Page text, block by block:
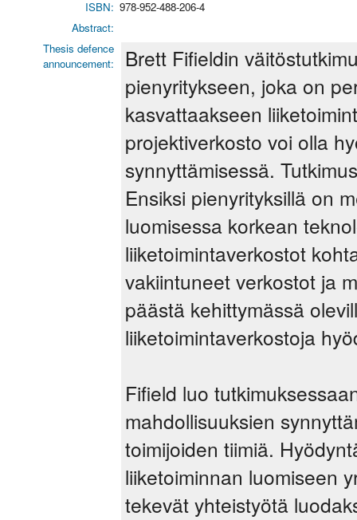
ISBN: 978-952-488-206-4
Abstract:
Thesis defence
announcement:
Brett Fifieldin
pienyritykseen, joka on
kasvattaakseen
projektiverkosto voi olla
synnyttämisessä.
Ensiksi pienyrityksillä on
luomisessa korkean
liiketoimintaverkostot
vakiintuneet verkostot ja
päästä kehittymässä
liiketoimintaverkostoja
Fifield luo
mahdollisuuksien
toimijoiden tiimiä.
liiketoiminnan luomiseen
tekevät yhteistyötä